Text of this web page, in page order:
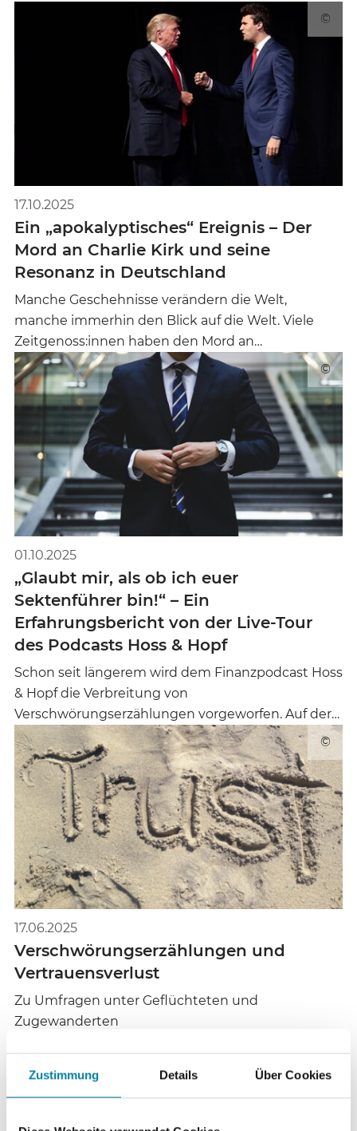
Zustimmung Details Über Cookies
©
17.10.2025
Ein „apokalyptisches“ Ereignis – Der
Mord an Charlie Kirk und seine
Resonanz in Deutschland
Manche Geschehnisse verändern die Welt,
manche immerhin den Blick auf die Welt. Viele
Zeitgenoss:innen haben den Mord an…
©
01.10.2025
„Glaubt mir, als ob ich euer
Sektenführer bin!“ – Ein
Erfahrungsbericht von der Live-Tour
des Podcasts Hoss & Hopf
Schon seit längerem wird dem Finanzpodcast Hoss
& Hopf die Verbreitung von
Verschwörungserzählungen vorgeworfen. Auf der…
©
17.06.2025
Verschwörungserzählungen und
Vertrauensverlust
Zu Umfragen unter Geflüchteten und
Zugewanderten
©